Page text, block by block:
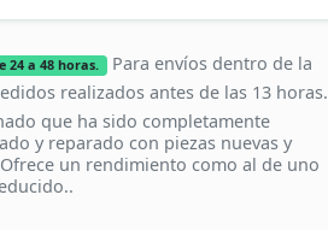
24 a 48 horas.
Para envíos dentro de la
realizados antes de las 13 horas.
que ha sido completamente
y reparado con piezas nuevas y
un rendimiento como al de uno